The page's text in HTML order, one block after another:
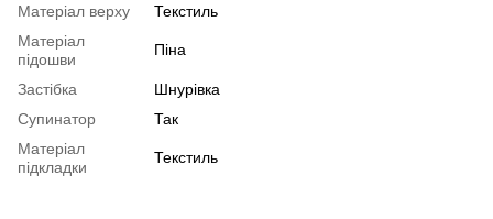
Матеріал верху
Текстиль
Матеріал
підошви
Піна
Застібка
Шнурівка
Супинатор
Так
Матеріал
підкладки
Текстиль